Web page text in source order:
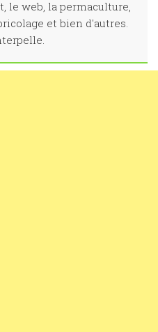
le web, la permaculture,
et bien d'autres.